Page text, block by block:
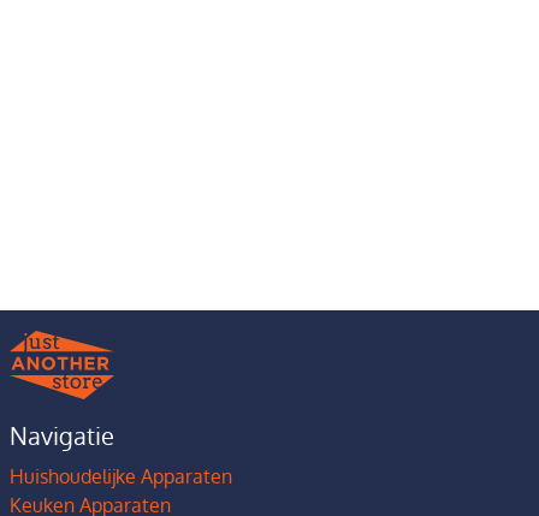
Navigatie
Huishoudelijke Apparaten
Keuken Apparaten